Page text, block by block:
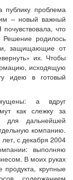
проблема
– новый важный
что
родилось
защищающие от
их. Чтобы
исходящую
идею в готовый
а вдруг
как слежку за
для дальнейшей
компанию.
с декабря 2004
выполняю
В моих руках
продукта, крупные
содержанием